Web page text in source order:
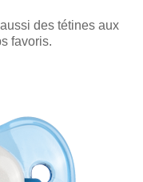
des tétines aux
favoris.